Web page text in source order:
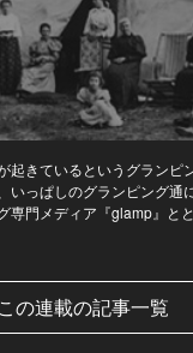
きているというグランピン
いっぱしのグランピング通
専門メディア『glamp』と
この連載の記事一覧